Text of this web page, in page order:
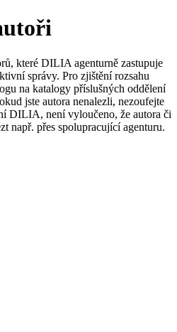
které DILIA agenturně zastupuje
správy. Pro zjištění rozsahu
na katalogy příslušných oddělení
jste autora nenalezli, nezoufejte
DILIA, není vyloučeno, že autora či
např. přes spolupracující agenturu.